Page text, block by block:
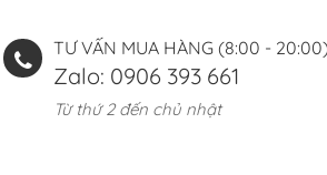
TƯ VẤN MUA HÀNG (8:00 - 20:00)
Zalo: 0906 393 661
Từ thứ 2 đến chủ nhật